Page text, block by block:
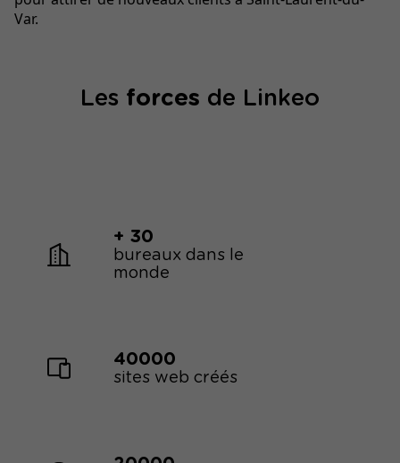
Var.
Les forces de Linkeo
+ 30
bureaux dans le
monde
40000
sites web créés